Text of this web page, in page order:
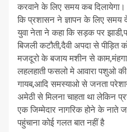
करवाने के लिए समय कब
कि प्रशासन ने ज्ञापन के लिए समय
युवा नेता ने कहा कि सड़क पर
बिजली कटौती,दैवी अपदा से
मजदूरो के बजाय मशीन से
लहलहाती फसलो मे आवारा पशुओ
गायब,आदि समस्याओ से जनता
अमेठी से मिलना चाहता था लेकिन
एक जिम्मेदार नागरिक होने के
पहुंचाना कोई गलत बात नहीं है